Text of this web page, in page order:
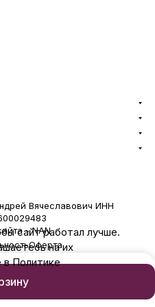
Вячеславович ИНН
-NAN
Оферта
сайт работал лучше.
на их
в Политике